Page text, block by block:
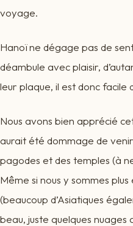
voyage.
Hanoï ne dégage pas de
déambule avec plaisir,
leur plaque, il est donc facile
Nous avons bien apprécié
aurait été dommage de
pagodes et des temples (à
Même si nous y sommes
(beaucoup d’Asiatiques
beau, juste quelques